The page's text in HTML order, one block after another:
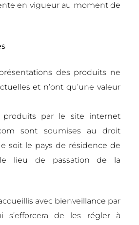
en vigueur au moment de
des produits ne
et n’ont qu’une valeur
produits par le site internet
sont soumises au droit
soit le pays de résidence de
le lieu de passation de la
avec bienveillance par
s’efforcera de les régler à